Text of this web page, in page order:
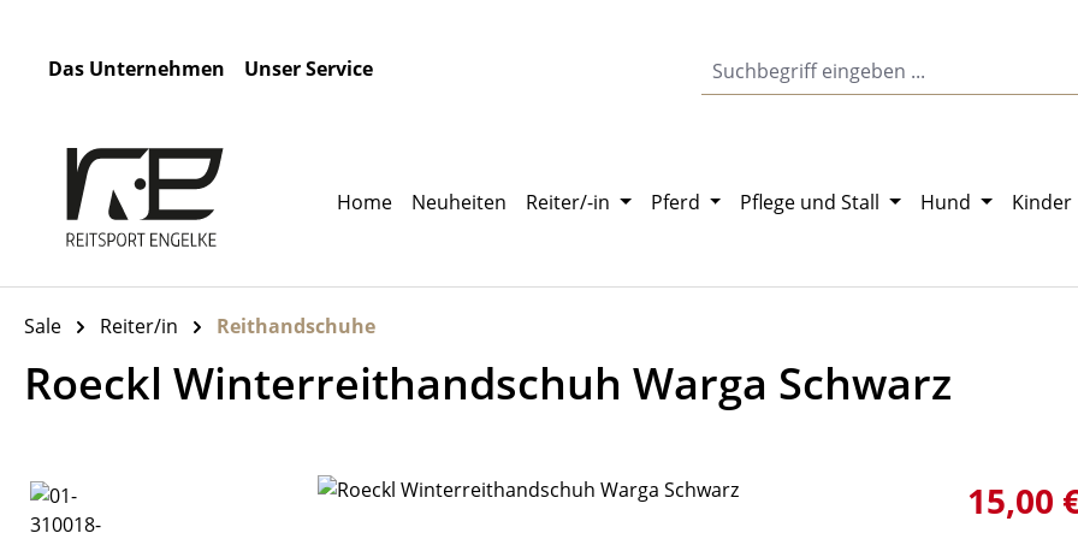
Das Unternehmen
Unser Service
Home Neuheiten Reiter/-in Pferd Pflege und Stall Hund Kinder
Sale Reiter/in Reithandschuhe
Roeckl Winterreithandschuh Warga Schwarz
Bildergalerie überspringen 15,00